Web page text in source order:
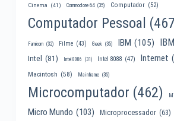
Cinema (41) Commodore 64 (35) Computador (52)
Computador Pessoal
Famicom (32) Filme (43) Geek (35) IBM (105)
Intel (81) Intel 8086 (31) Intel 8088 (47) Internet
Macintosh (58) Mainframe (36)
Microcomputador (462)
Micro Mundo (103) Microprocessador (63)